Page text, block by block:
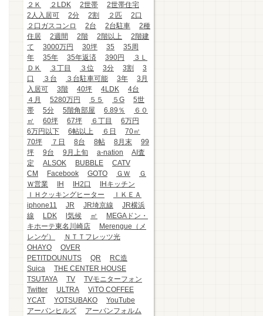
２Ｋ
２LDK 2世帯
2世帯住宅
2人入居可
2分 2割 ２匹
2口
２口ガスコンロ
2台 2台駐車
2種
住居
2週間 2階 2階以上
2階建
て
3000万円 30坪 35
35周
年
35年 35年返済 390円
３Ｌ
ＤＫ
３丁目 ３位 3分 3割
3
口
３台 ３台駐車可能 3年
3月
入居可
3階 40坪 4LDK
4台
４月
5280万円 ５５ ５G
5世
帯
5分 5階角部屋 6.89％
６０
㎡
60坪 67坪 ６丁目
6万円
6万円以下
6帖以上 ６日
70㎡
70坪
７日 8台 8帖 8月末
99
坪
9台 9月上旬 a-nation
AI査
定
ALSOK BUBBLE
CATV
CM
Facebook GOTO ＧＷ
Ｇ
Ｗ営業
IH IH2口
IHキッチン
ＩＨクッキングヒーター
ＩＫＥＡ
iphone11
JR JR埼京線
JR横浜
線
LDK l気候 ㎡
MEGAドン・
キホーテ東名川崎店
Merengue（メ
レンゲ）
ＮＴＴフレッツ光
OHAYO
OVER
PETITDOUNUTS
QR
RC造
Suica
THE CENTER HOUSE
TSUTAYA
TV
TVモニターフォン
Twitter
ULTRA
ViTO COFFEE
YCAT
YOTSUBAKO
YouTube
アーバンヒルズ
アーバンフォルム